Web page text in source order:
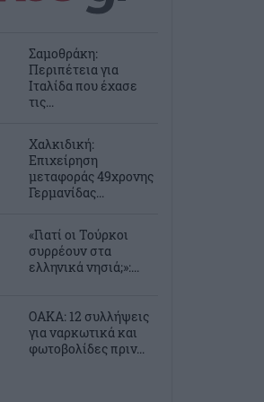
Σαμοθράκη:
Περιπέτεια για
Ιταλίδα που έχασε
τις...
Χαλκιδική:
Επιχείρηση
μεταφοράς 49χρονης
Γερμανίδας...
«Γιατί οι Τούρκοι
συρρέουν στα
ελληνικά νησιά;»:...
ΟΑΚΑ: 12 συλλήψεις
για ναρκωτικά και
φωτοβολίδες πριν...